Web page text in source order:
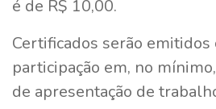
é de R$ 10,00.
Certificados serão emitidos
participação em, no
de apresentação de